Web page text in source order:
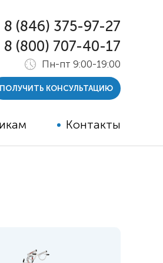
Контакты
8 (846) 375-97-27
8 (800) 707-40-17
Пн-пт 9:00-19:00
ПОЛУЧИТЬ КОНСУЛЬТАЦИЮ